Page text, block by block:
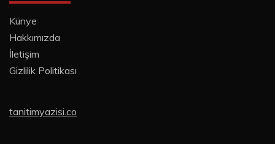
Künye
Hakkımızda
İletişim
Gizlilik Politikası
tanitimyazisi.co